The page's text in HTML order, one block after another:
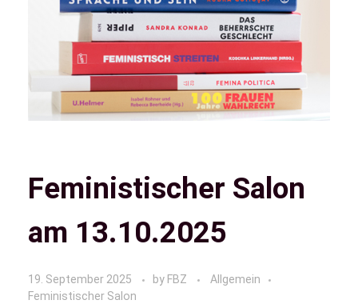
Feministischer Salon
am 13.10.2025
19. September 2025 by FBZ
Allgemein
Feministischer Salon